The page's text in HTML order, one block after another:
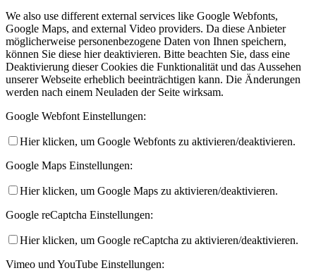
We also use different external services like Google Webfonts,
Google Maps, and external Video providers. Da diese Anbieter
möglicherweise personenbezogene Daten von Ihnen speichern,
können Sie diese hier deaktivieren. Bitte beachten Sie, dass eine
Deaktivierung dieser Cookies die Funktionalität und das Aussehen
unserer Webseite erheblich beeinträchtigen kann. Die Änderungen
werden nach einem Neuladen der Seite wirksam.
Google Webfont Einstellungen:
Hier klicken, um Google Webfonts zu aktivieren/deaktivieren.
Google Maps Einstellungen:
Hier klicken, um Google Maps zu aktivieren/deaktivieren.
Google reCaptcha Einstellungen:
Hier klicken, um Google reCaptcha zu aktivieren/deaktivieren.
Vimeo und YouTube Einstellungen: